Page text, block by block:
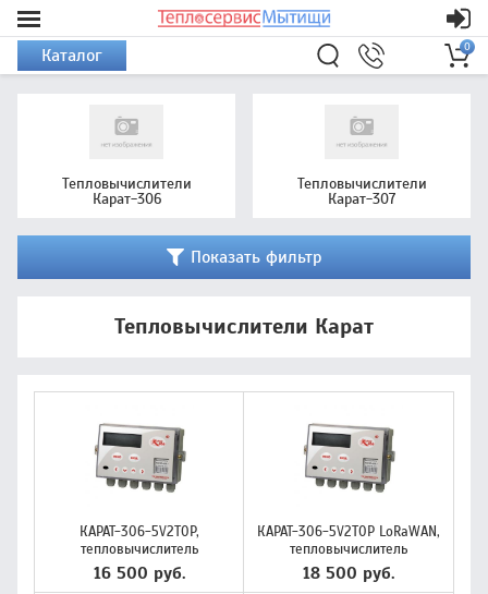
Каталог 0
Тепловычислители
Карат-306
Тепловычислители
Карат-307
Показать фильтр
Тепловычислители Карат
КАРАТ-306-5V2T0P,
тепловычислитель
16 500 руб.
КАРАТ-306-5V2T0P LoRaWAN,
тепловычислитель
18 500 руб.